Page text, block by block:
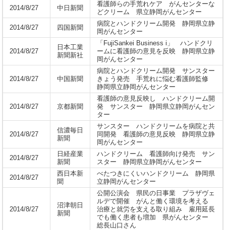
2014/8/27 中日新聞
看護師らの手荒れケア がんセンターな
どクリーム 県立静岡がんセンター
2014/8/27 四国新聞
病院とハンドクリーム開発 静岡県立静
岡がんセンター
2014/8/27
日本工業
新聞新社
「FujiSankei Business i」 ハンドクリ
ームに看護師の意見を反映 静岡県立静
岡がんセンター
2014/8/27 中国新聞
病院とハンドクリーム開発 サンスター
きょう発売 手荒れに悩む看護師監修
静岡県立静岡がんセンター
2014/8/27 京都新聞
看護師の意見反映し ハンドクリーム開
発 サンスター 静岡県立静岡がんセン
ター
2014/8/27
信濃毎日
新聞
サンスター ハンドクリームを病院と共
同開発 看護師の意見反映 静岡県立静
岡がんセンター
2014/8/27
日経産業
新聞
ハンドクリーム 看護師向け発売 サン
スター 静岡県立静岡がんセンター
2014/8/27
西日本新
聞
べたつきにくいハンドクリーム 静岡県
立静岡がんセンター
2014/8/27
沼津朝日
新聞
公開公演会 県民の日事業 プラザヴェ
ルデで開催 がんと働く環境を考える
治療と就労を支える取り組み 雇用延長
でも働く患者も増加 県がんセンター
総長山口さん